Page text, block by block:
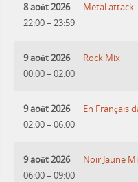
8 août 2026
22:00– 23:59
Metal attack
9 août 2026
00:00– 02:00
Rock Mix
9 août 2026
02:00– 06:00
En Français
9 août 2026
06:00– 09:00
Noir Jaune